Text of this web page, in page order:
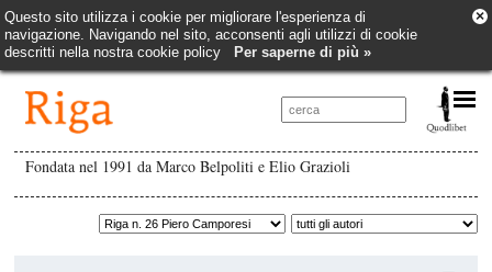
Questo sito utilizza i cookie per migliorare l'esperienza di
navigazione. Navigando nel sito, acconsenti agli utilizzi di cookie
descritti nella nostra cookie policy
Per saperne di più »
×
Fondata nel 1991 da Marco Belpoliti e Elio Grazioli